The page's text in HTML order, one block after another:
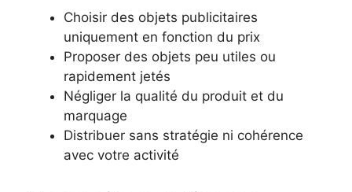
Choisir des objets publicitaires
uniquement en fonction du prix
Proposer des objets peu utiles ou
rapidement jetés
Négliger la qualité du produit et du
marquage
Distribuer sans stratégie ni cohérence
avec votre activité